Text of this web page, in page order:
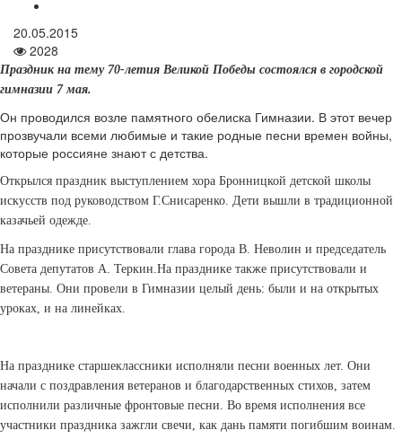
20.05.2015
2028
Праздник на тему 70-летия Великой Победы состоялся в городской
гимназии 7 мая.
Он проводился возле памятного обелиска Гимназии. В этот вечер
прозвучали всеми любимые и такие родные песни времен войны,
которые россияне знают с детства.
Открылся праздник выступлением хора Бронницкой детской школы
искусств под руководством Г.Снисаренко. Дети вышли в традиционной
казачьей одежде.
На празднике присутствовали глава города В. Неволин и председатель
Совета депутатов А. Теркин.На празднике также присутствовали и
ветераны. Они провели в Гимназии целый день: были и на открытых
уроках, и на линейках.
На празднике старшеклассники исполняли песни военных лет. Они
начали с поздравления ветеранов и благодарственных стихов, затем
исполнили различные фронтовые песни. Во время исполнения все
участники праздника зажгли свечи, как дань памяти погибшим воинам.